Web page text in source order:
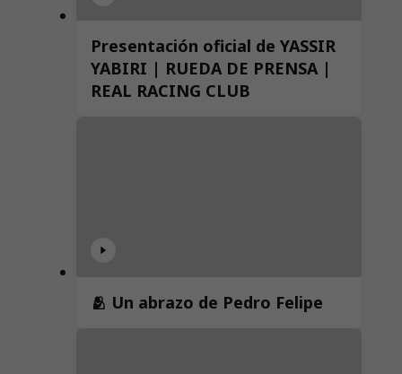
Presentación oficial de YASSIR
YABIRI | RUEDA DE PRENSA |
REAL RACING CLUB
🫂 Un abrazo de Pedro Felipe